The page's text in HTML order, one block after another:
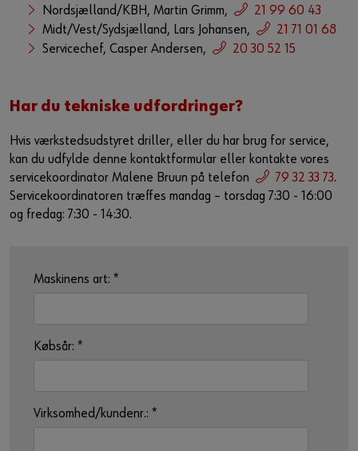
Nordsjælland/KBH, Martin Grimm,
21 99 60 43
Midt/Vest/Sydsjælland, Lars Johansen,
21 71 01 68
Servicechef, Casper Andersen,
20 30 52 15
Har du tekniske udfordringer?
Hvis værkstedsudstyret driller, eller du har brug for service,
kan du udfylde denne kontaktformular eller kontakte vores
servicekoordinator Malene Bruun på telefon
79 32 33 73.
Servicekoordinatoren træffes mandag – torsdag 7:30 - 16:00
og fredag: 7:30 - 14:30.
Maskinens art: *
Købsår: *
Virksomhed/kundenr.: *